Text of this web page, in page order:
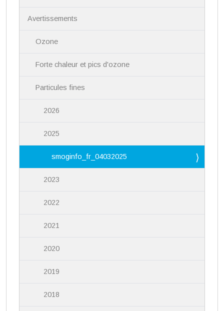
Avertissements
Ozone
Forte chaleur et pics d'ozone
Particules fines
2026
2025
smoginfo_fr_04032025
2023
2022
2021
2020
2019
2018